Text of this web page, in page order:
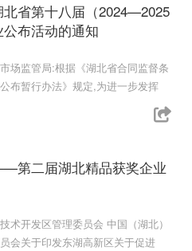
省第十八届（2024—2025
布活动的通知
场监管局:根据《湖北省合同监督条
布暂行办法》规定,为进一步发挥
第二届湖北精品获奖企业
术开发区管理委员会 中国（湖北）
会关于印发东湖高新区关于促进